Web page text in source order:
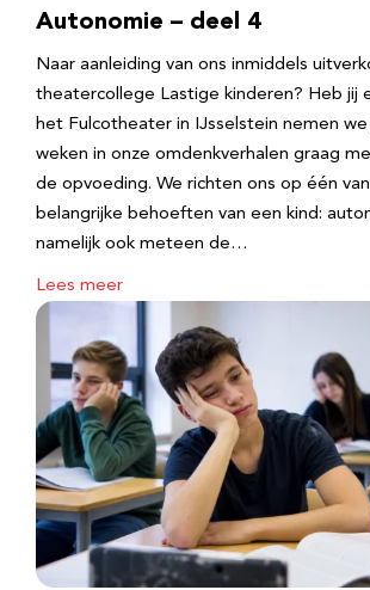
Autonomie – deel 4
Naar aanleiding van ons inmiddels
theatercollege Lastige kinderen? Heb jij
het Fulcotheater in IJsselstein nemen
weken in onze omdenkverhalen graag
de opvoeding. We richten ons op één
belangrijke behoeften van een kind:
namelijk ook meteen de…
Lees meer